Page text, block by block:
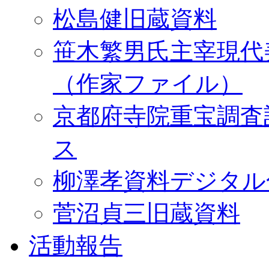
松島健旧蔵資料
笹木繁男氏主宰現
（作家ファイル）
京都府寺院重宝調
ス
柳澤孝資料デジタ
菅沼貞三旧蔵資料
活動報告